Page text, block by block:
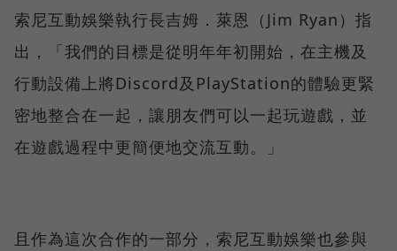
索尼互動娛樂執行長吉姆．萊恩（Jim Ryan）指
出，「我們的目標是從明年年初開始，在主機及
行動設備上將Discord及PlayStation的體驗更緊
密地整合在一起，讓朋友們可以一起玩遊戲，並
在遊戲過程中更簡便地交流互動。」
且作為這次合作的一部分，索尼互動娛樂也參與